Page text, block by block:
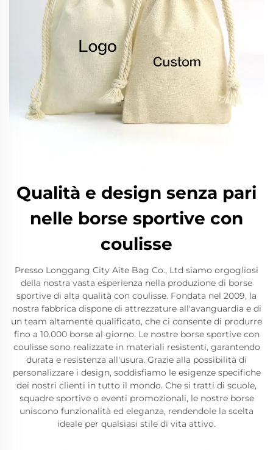
Qualità e design senza pari
nelle borse sportive con
coulisse
Presso Longgang City Aite Bag Co., Ltd siamo orgogliosi
della nostra vasta esperienza nella produzione di borse
sportive di alta qualità con coulisse. Fondata nel 2009, la
nostra fabbrica dispone di attrezzature all'avanguardia e di
un team altamente qualificato, che ci consente di produrre
fino a 10.000 borse al giorno. Le nostre borse sportive con
coulisse sono realizzate in materiali resistenti, garantendo
durata e resistenza all'usura. Grazie alla possibilità di
personalizzare i design, soddisfiamo le esigenze specifiche
dei nostri clienti in tutto il mondo. Che si tratti di scuole,
squadre sportive o eventi promozionali, le nostre borse
uniscono funzionalità ed eleganza, rendendole la scelta
ideale per qualsiasi stile di vita attivo.